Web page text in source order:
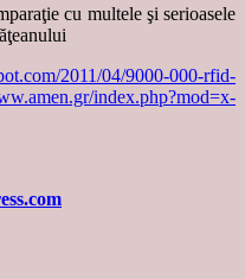
cu multele şi serioasele
2011/04/9000-000-rfid-
index.php?mod=x-